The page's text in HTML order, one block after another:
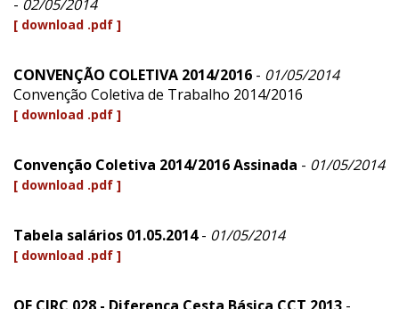
- 02/05/2014
[ download .pdf ]
CONVENÇÃO COLETIVA 2014/2016 - 01/05/2014
Convenção Coletiva de Trabalho 2014/2016
[ download .pdf ]
Convenção Coletiva 2014/2016 Assinada - 01/05/2014
[ download .pdf ]
Tabela salários 01.05.2014- 01/05/2014
[ download .pdf ]